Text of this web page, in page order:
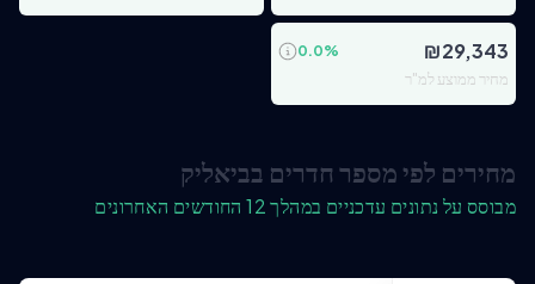
₪29,343
0.0%
מחיר ממוצע למ"ר
מחירים לפי מספר חדרים בביאליק
מבוסס על נתונים עדכניים במהלך 12 החודשים האחרונים